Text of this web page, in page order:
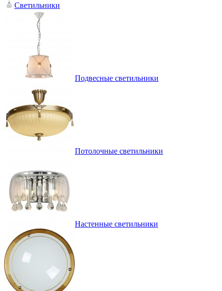
Светильники
Подвесные светильники
Потолочные светильники
Настенные светильники